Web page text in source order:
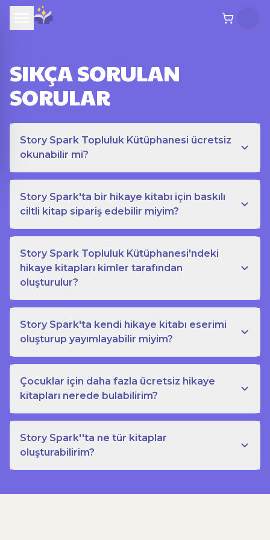
SIKÇA SORULAN
SORULAR
Story Spark Topluluk Kütüphanesi ücretsiz
okunabilir mi?
Story Spark'ta bir hikaye kitabı için baskılı
ciltli kitap sipariş edebilir miyim?
Story Spark Topluluk Kütüphanesi'ndeki
hikaye kitapları kimler tarafından
oluşturulur?
Story Spark'ta kendi hikaye kitabı eserimi
oluşturup yayımlayabilir miyim?
Çocuklar için daha fazla ücretsiz hikaye
kitapları nerede bulabilirim?
Story Spark''ta ne tür kitaplar
oluşturabilirim?